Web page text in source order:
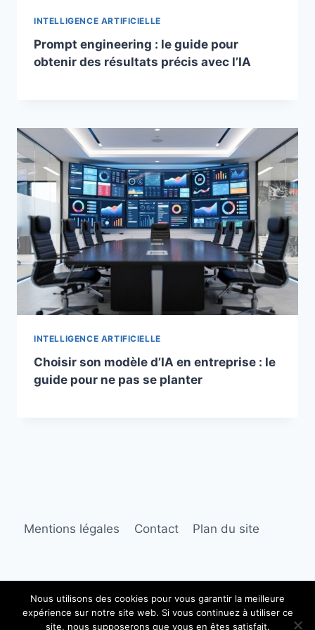
INTELLIGENCE ARTIFICIELLE
Prompt engineering : le guide pour
obtenir des résultats précis avec l’IA
INTELLIGENCE ARTIFICIELLE
Choisir son modèle d’IA en entreprise : le
guide pour ne pas se planter
Mentions légales Contact Plan du site
© 2026 Pôle Innovation
Nous utilisons des cookies pour vous garantir la meilleure
expérience sur notre site web. Si vous continuez à utiliser ce
site, nous supposerons que vous en êtes satisfait.